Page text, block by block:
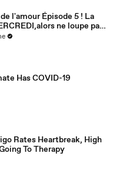
l'amour Épisode 5 ! La
ne loupe pas
8 pour la saison 2
Has COVID-19
Rates Heartbreak, High
To Therapy